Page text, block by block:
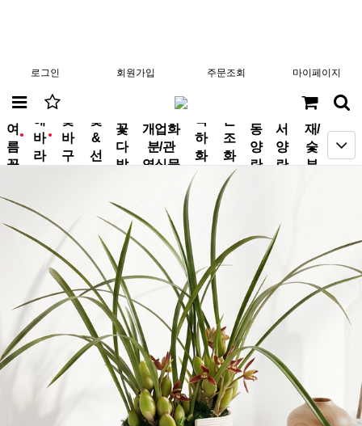
로그인 회원가입 주문조회 마이페이지
new
여
름
꽃
new
해
바
라
꽃
바
구
꽃
&
선
꽃
다
발
개업화
분/관
엽식물
축
하
화
환
근
조
화
환
동
양
란
서
양
란
분
재/
숯
부